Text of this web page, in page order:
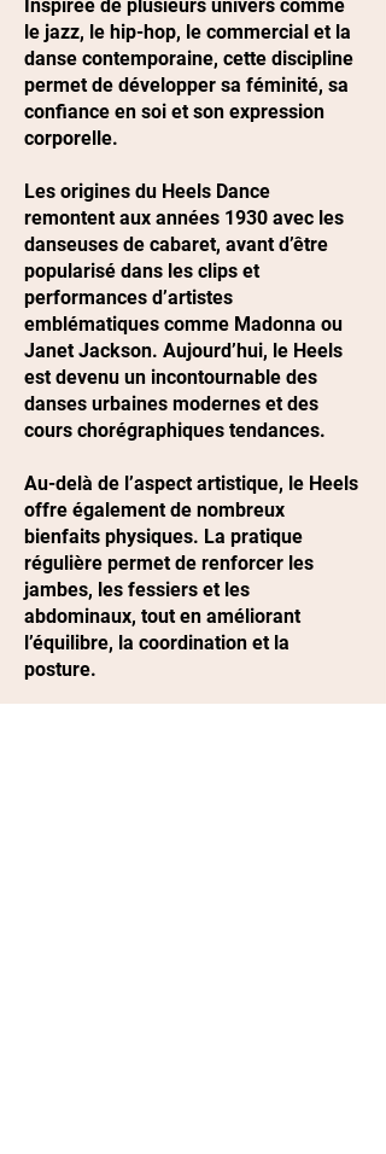
Inspirée de plusieurs univers comme
le jazz, le hip-hop, le commercial et la
danse contemporaine, cette discipline
permet de développer sa féminité, sa
confiance en soi et son expression
corporelle.
Les origines du Heels Dance
remontent aux années 1930 avec les
danseuses de cabaret, avant d’être
popularisé dans les clips et
performances d’artistes
emblématiques comme Madonna ou
Janet Jackson. Aujourd’hui, le Heels
est devenu un incontournable des
danses urbaines modernes et des
cours chorégraphiques tendances.
Au-delà de l’aspect artistique, le Heels
offre également de nombreux
bienfaits physiques. La pratique
régulière permet de renforcer les
jambes, les fessiers et les
abdominaux, tout en améliorant
l’équilibre, la coordination et la
posture.